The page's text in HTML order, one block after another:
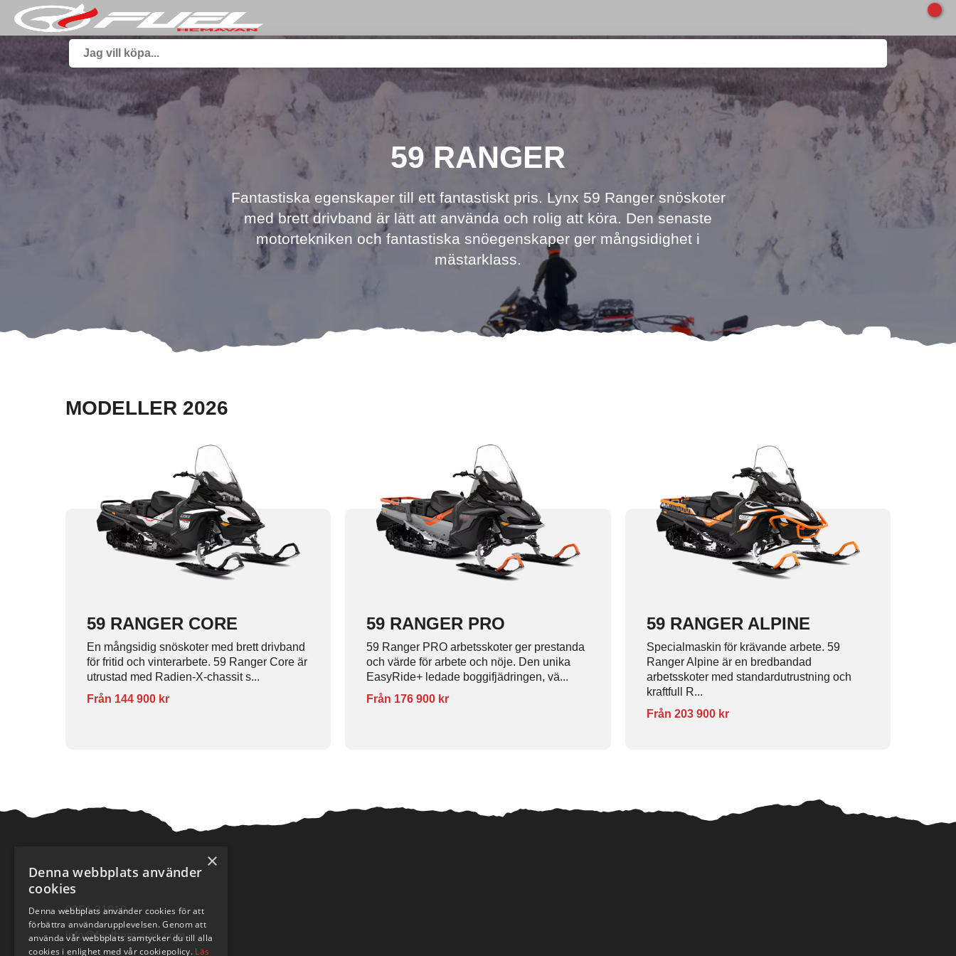
59 RANGER
Fantastiska egenskaper till ett fantastiskt pris. Lynx 59 Ranger snöskoter
med brett drivband är lätt att använda och rolig att köra. Den senaste
motortekniken och fantastiska snöegenskaper ger mångsidighet i
mästarklass.
MODELLER 2026
59 RANGER CORE
En mångsidig snöskoter med brett drivband
för fritid och vinterarbete. 59 Ranger Core är
utrustad med Radien-X-chassit s...
Från 144 900 kr
59 RANGER PRO
59 Ranger PRO arbetsskoter ger prestanda
och värde för arbete och nöje. Den unika
EasyRide+ ledade boggifjädringen, vä...
Från 176 900 kr
59 RANGER ALPINE
Specialmaskin för krävande arbete. 59
Ranger Alpine är en bredbandad
arbetsskoter med standardutrustning och
kraftfull R...
Från 203 900 kr
0954-31010
info@fuelhemavan.com
×
Denna webbplats använder
cookies
Denna webbplats använder cookies för att
förbättra användarupplevelsen. Genom att
använda vår webbplats samtycker du till alla
cookies i enlighet med vår cookiepolicy. Läs